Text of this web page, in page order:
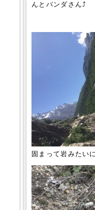
んとパンダさん⤴︎
固まって岩みたい